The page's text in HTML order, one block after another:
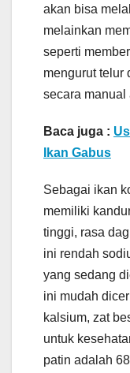
akan bisa
melainkan
seperti
mengurut telur
secara manual
Baca juga :
Ikan Gabus
Sebagai ikan
memiliki
tinggi, rasa
ini rendah
yang sedang
ini mudah
kalsium, zat
untuk
patin adalah